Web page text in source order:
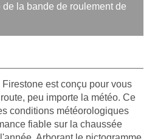
la bande de roulement de
est conçu pour vous
peu importe la météo. Ce
conditions météorologiques
fiable sur la chaussée